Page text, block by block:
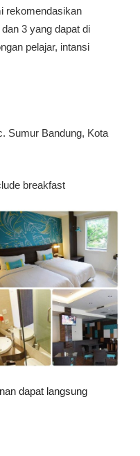
rekomendasikan
3 yang dapat di
pelajar, intansi
Sumur Bandung, Kota
breakfast
dapat langsung